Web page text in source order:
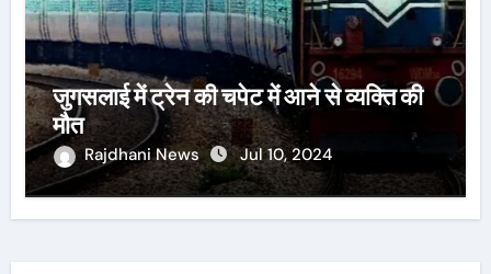
जुगसलाई में ट्रेन की चपेट में आने से व्यक्ति की
मौत
Rajdhani News Jul 10, 2024